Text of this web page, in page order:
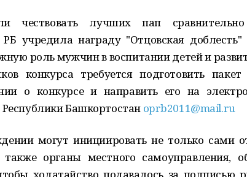
чествовать лучших пап
учредила награду "Отцовская доблесть"
роль мужчин в воспитании детей и
конкурса требуется подготовить пакет
о конкурсе и направить его на
Башкортостан oprb2011@mail.ru
могут инициировать не только сами
органы местного самоуправления,